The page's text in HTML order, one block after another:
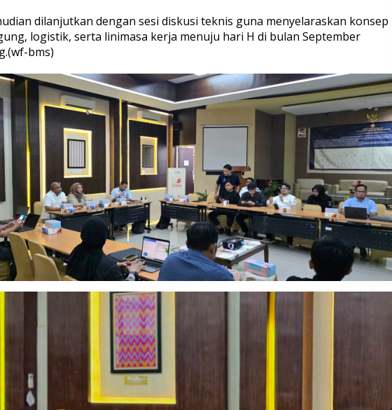
dilanjutkan dengan sesi diskusi teknis guna menyelaraskan konsep
logistik, serta linimasa kerja menuju hari H di bulan September
bms)